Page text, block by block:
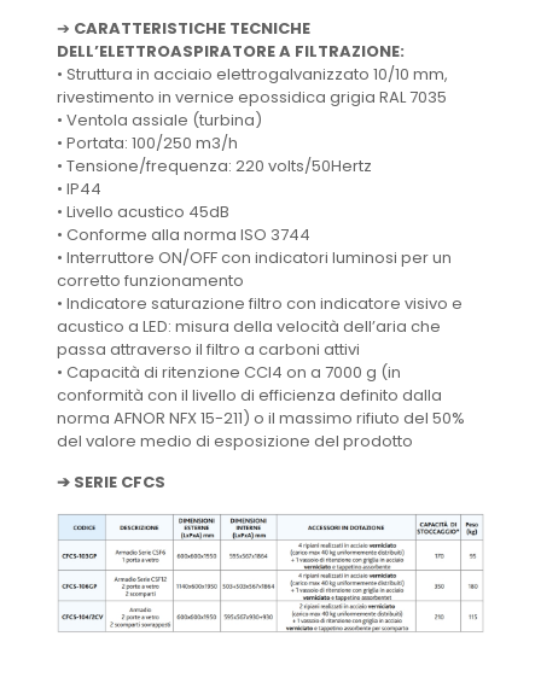
➔ CARATTERISTICHE TECNICHE
DELL’ELETTROASPIRATORE A FILTRAZIONE:
• Struttura in acciaio elettrogalvanizzato 10/10 mm,
rivestimento in vernice epossidica grigia RAL 7035
• Ventola assiale (turbina)
• Portata: 100/250 m3/h
• Tensione/frequenza: 220 volts/50Hertz
• IP44
• Livello acustico 45dB
• Conforme alla norma ISO 3744
• Interruttore ON/OFF con indicatori luminosi per un
corretto funzionamento
• Indicatore saturazione filtro con indicatore visivo e
acustico a LED: misura della velocità dell’aria che
passa attraverso il filtro a carboni attivi
• Capacità di ritenzione CCl4 on a 7000 g (in
conformità con il livello di efficienza definito dalla
norma AFNOR NFX 15-211) o il massimo rifiuto del 50%
del valore medio di esposizione del prodotto
➔ SERIE CFCS